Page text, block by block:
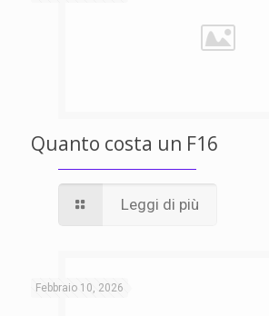
Quanto costa un F16
Leggi di più
Febbraio 10, 2026